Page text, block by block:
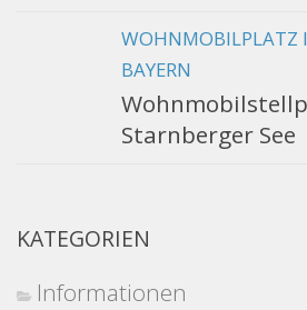
WOHNMOBILPLATZ
BAYERN
Starnberger See
KATEGORIEN
Informationen